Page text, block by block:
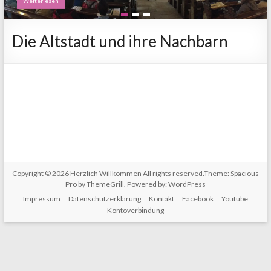
Die Altstadt und ihre Nachbarn
Copyright © 2026 Herzlich Willkommen All rights reserved.Theme: Spacious
Proby ThemeGrill. Powered by: WordPress
Impressum
Datenschutzerklärung Kontakt Facebook
Youtube
Kontoverbindung